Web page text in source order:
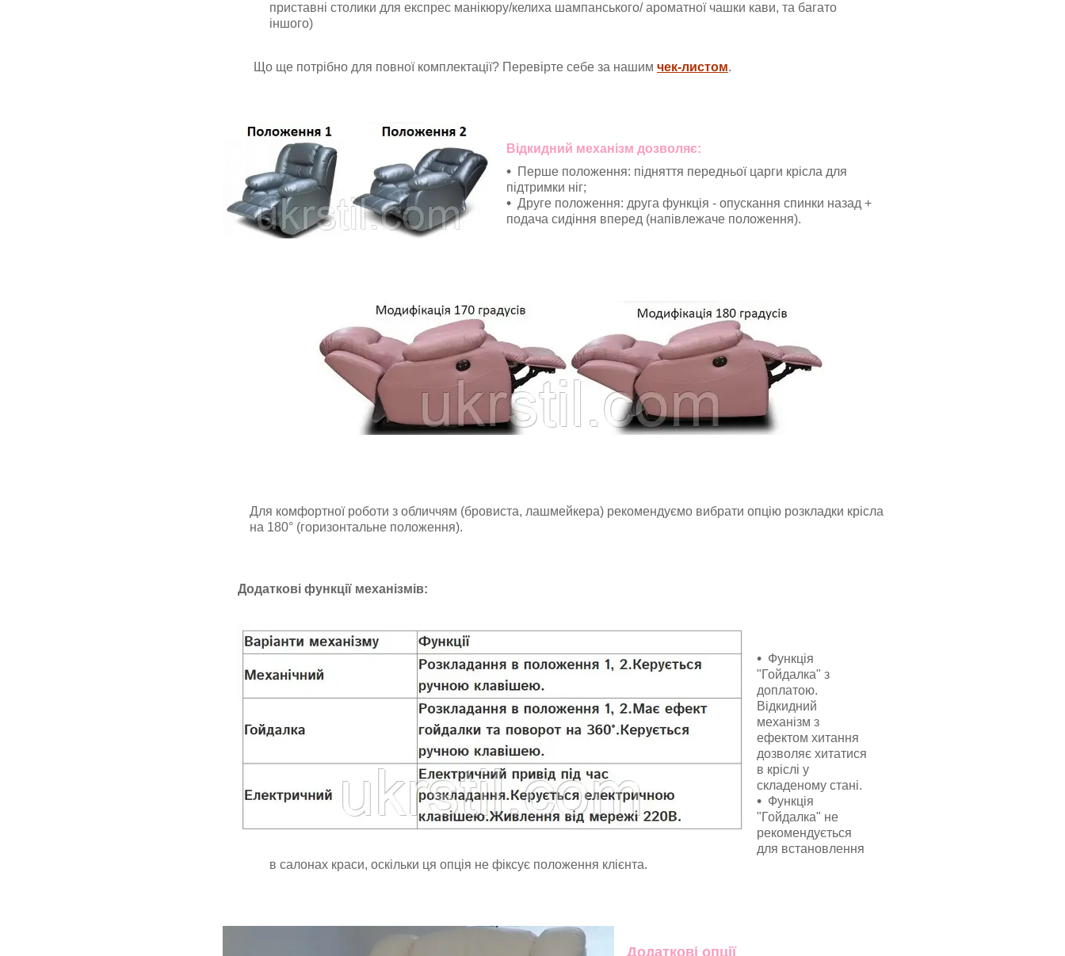
приставні столики для експрес манікюру/келиха шампанського/ ароматної чашки кави, та багато
іншого)
Що ще потрібно для повної комплектації? Перевірте себе за нашим чек-листом.
Відкидний механізм дозволяє:
Перше положення: підняття передньої царги крісла для
підтримки ніг;
Друге положення: друга функція - опускання спинки назад +
подача сидіння вперед (напівлежаче положення).
Для комфортної роботи з обличчям (бровиста, лашмейкера) рекомендуємо вибрати опцію розкладки крісла
на 180° (горизонтальне положення).
Додаткові функції механізмів:
Функція
"Гойдалка" з
доплатою.
Відкидний
механізм з
ефектом хитання
дозволяє хитатися
в кріслі у
складеному стані.
Функція
"Гойдалка" не
рекомендується
для встановлення
в салонах краси, оскільки ця опція не фіксує положення клієнта.
Додаткові опції